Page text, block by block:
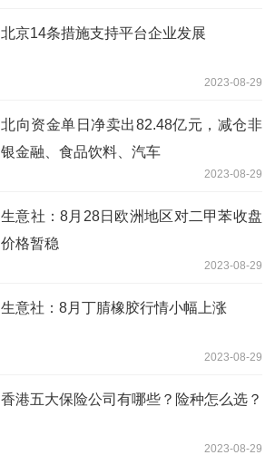
北京14条措施支持平台企业发展
2023-08-29
北向资金单日净卖出82.48亿元，减仓非
银金融、食品饮料、汽车
2023-08-29
生意社：8月28日欧洲地区对二甲苯收盘
价格暂稳
2023-08-29
生意社：8月丁腈橡胶行情小幅上涨
2023-08-29
香港五大保险公司有哪些？险种怎么选？
2023-08-29